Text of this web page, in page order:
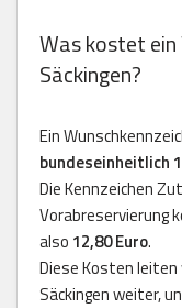
Was kostet ein
Säckingen?
Ein
bundeseinheitlich
Die Kennzeichen
Vorabreservierung
also 12,80 Euro.
Diese Kosten
Säckingen weiter,